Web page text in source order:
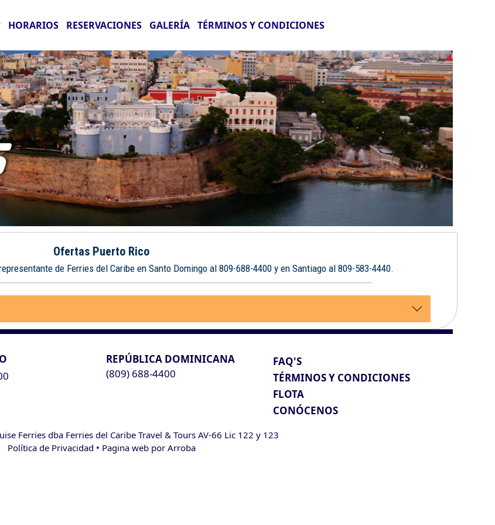
HORARIOS RESERVACIONES GALERÍA TÉRMINOS Y CONDICIONES
Ofertas Puerto Rico
de Ferries del Caribe en Santo Domingo al 809-688-4400 y en Santiago al 809-583-4440.
REPÚBLICA DOMINICANA
(809) 688-4400
FAQ'S
TÉRMINOS Y CONDICIONES
FLOTA
CONÓCENOS
Ferries dba Ferries del Caribe Travel & Tours AV-66 Lic 122 y 123
Política de Privacidad • Pagina web por Arroba